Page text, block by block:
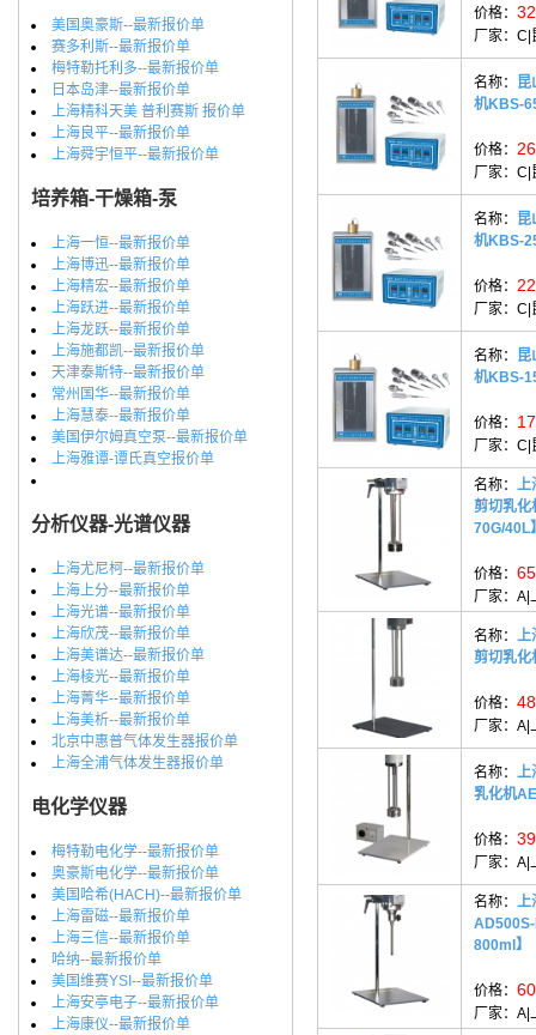
美国奥豪斯--最新报价单
赛多利斯--最新报价单
梅特勒托利多--最新报价单
日本岛津--最新报价单
上海精科天美 普利赛斯 报价单
上海良平--最新报价单
上海舜宇恒平--最新报价单
培养箱-干燥箱-泵
上海一恒--最新报价单
上海博迅--最新报价单
上海精宏--最新报价单
上海跃进--最新报价单
上海龙跃--最新报价单
上海施都凯--最新报价单
天津泰斯特--最新报价单
常州国华--最新报价单
上海慧泰--最新报价单
美国伊尔姆真空泵--最新报价单
上海雅谭-谭氏真空报价单
分析仪器-光谱仪器
上海尤尼柯--最新报价单
上海上分--最新报价单
上海光谱--最新报价单
上海欣茂--最新报价单
上海美谱达--最新报价单
上海棱光--最新报价单
上海菁华--最新报价单
上海美析--最新报价单
北京中惠普气体发生器报价单
上海全浦气体发生器报价单
电化学仪器
梅特勒电化学--最新报价单
奥豪斯电化学--最新报价单
美国哈希(HACH)--最新报价单
上海雷磁--最新报价单
上海三信--最新报价单
哈纳--最新报价单
美国维赛YSI--最新报价单
上海安亭电子--最新报价单
上海康仪--最新报价单
价格：
厂家： C|
名称： 昆
机KBS-
价格：
厂家： C|
名称： 昆
机KBS-
价格：
厂家： C|
名称： 昆
机KBS-
价格：
厂家： C|
名称： 上
剪切乳化
70G/40L
价格：
厂家： A|
名称： 上
剪切乳化
价格：
厂家： A|
名称： 上
乳化机
价格：
厂家： A|
名称： 上
800ml】
价格：
厂家： A|